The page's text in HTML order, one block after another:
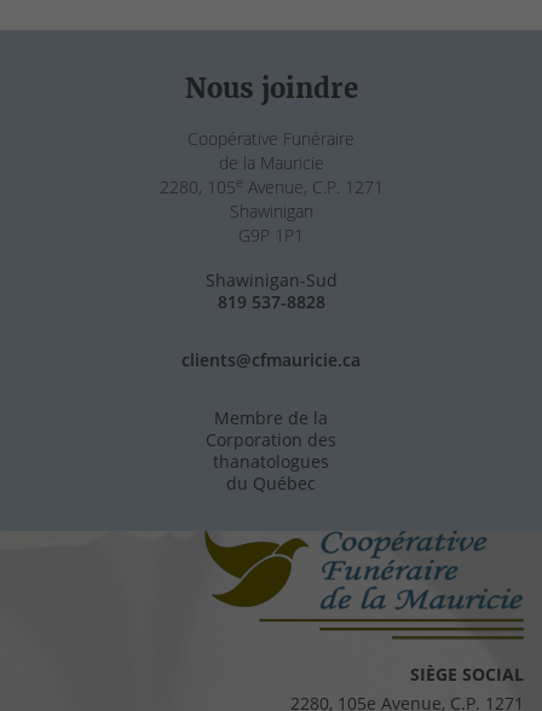
Nous joindre
Coopérative Funéraire
de la Mauricie
2280, 105e Avenue, C.P. 1271
Shawinigan
G9P 1P1
Shawinigan-Sud
819 537-8828
clients@cfmauricie.ca
Membre de la
Corporation des
thanatologues
du Québec
SIÈGE SOCIAL
2280, 105e Avenue, C.P. 1271